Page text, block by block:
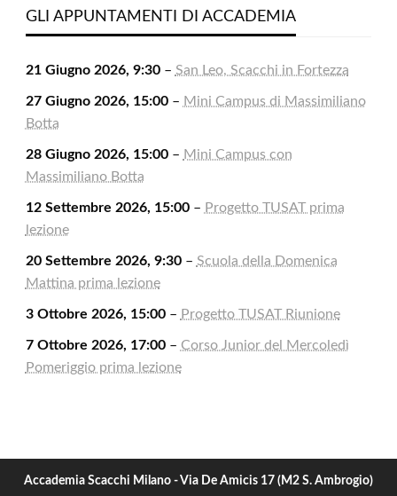
GLI APPUNTAMENTI DI ACCADEMIA
21 Giugno 2026, 9:30– San Leo, Scacchi in Fortezza
27 Giugno 2026, 15:00– Mini Campus di Massimiliano
Botta
28 Giugno 2026, 15:00– Mini Campus con
Massimiliano Botta
12 Settembre 2026, 15:00– Progetto TUSAT prima
lezione
20 Settembre 2026, 9:30– Scuola della Domenica
Mattina prima lezione
3 Ottobre 2026, 15:00– Progetto TUSAT Riunione
7 Ottobre 2026, 17:00– Corso Junior del Mercoledì
Pomeriggio prima lezione
Accademia Scacchi Milano - Via De Amicis 17 (M2 S. Ambrogio)